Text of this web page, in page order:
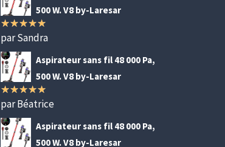
500 W. V8 by-Laresar
Note5sur
5
par Sandra
Aspirateur sans fil 48 000 Pa,
500 W. V8 by-Laresar
Note5sur
5
par Béatrice
Aspirateur sans fil 48 000 Pa,
500 W. V8 by-Laresar